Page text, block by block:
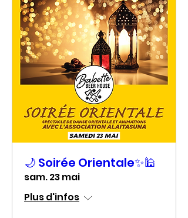
🌙 Soirée Orientale✨🕌
sam. 23 mai
Plus d'infos